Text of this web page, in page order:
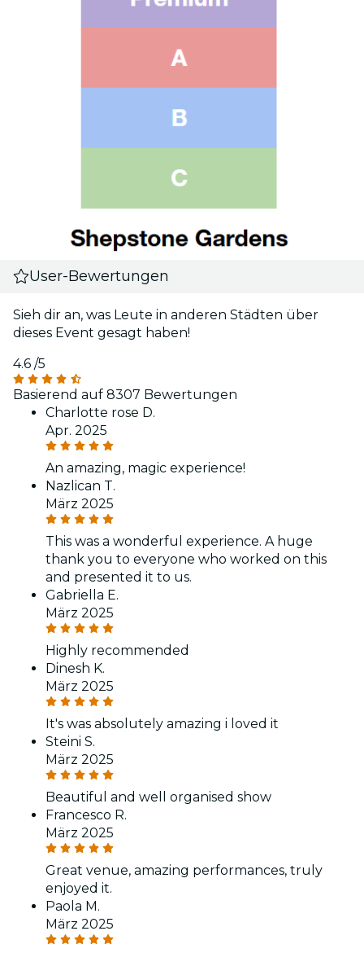
User-Bewertungen
Sieh dir an, was Leute in anderen Städten über
dieses Event gesagt haben!
4.6 /5
Basierend auf 8307 Bewertungen
Charlotte rose D.
Apr. 2025
An amazing, magic experience!
Nazlican T.
März 2025
This was a wonderful experience. A huge
thank you to everyone who worked on this
and presented it to us.
Gabriella E.
März 2025
Highly recommended
Dinesh K.
März 2025
It's was absolutely amazing i loved it
Steini S.
März 2025
Beautiful and well organised show
Francesco R.
März 2025
Great venue, amazing performances, truly
enjoyed it.
Paola M.
März 2025